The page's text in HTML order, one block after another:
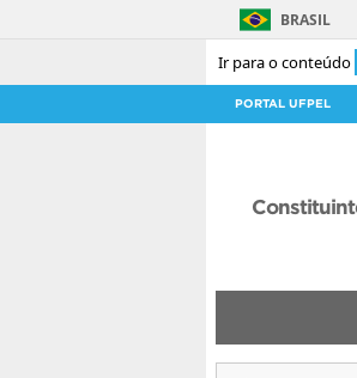
Ir para o conteúdo
BRASIL
PORTAL UFPEL